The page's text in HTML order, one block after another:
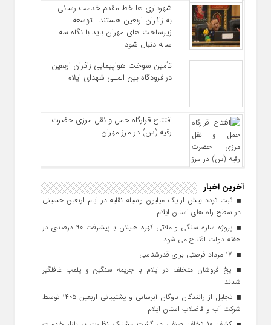
شهرداری‌ ها خط مقدم خدمت ‌رسانی
به زائران اربعین هستند | توسعه
زیرساخت ‌های مهران باید با نگاه سه‌
ساله دنبال شود
تأمین سوخت هواپیمایی زائران اربعین
در فرودگاه بین المللی شهدای ایلام
افتتاح قرارگاه حمل‌ و نقل مرزی حضرت
رقیه (س) در مرز مهران
آخرین اخبار
ثبت تردد بیش از یک میلیون وسیله نقلیه در ایام اربعین حسینی
در سطح راه‌ های استان ایلام
پروژه سازه سنگی و ملاتی کهره هلیلان با پیشرفت ۹۰ درصدی در
هفته دولت افتتاح می شود
یخ‌ فروشان متخلف در ایلام با جریمه سنگین و پلمب غافلگیر
شدند
تجلیل از رانندگان ناوگان آبرسانی و پشتیبانی اربعین ۱۴۰۵ توسط
شرکت آب و فاضلاب استان ایلام